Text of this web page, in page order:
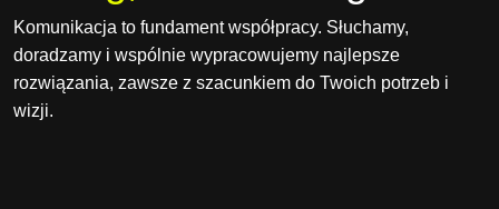
Komunikacja to fundament współpracy. Słuchamy,
doradzamy i wspólnie wypracowujemy najlepsze
rozwiązania, zawsze z szacunkiem do Twoich potrzeb i
wizji.